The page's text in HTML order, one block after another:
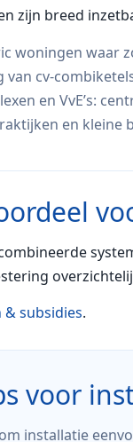
zijn breed
woningen waar
van cv-
en VvE’s:
en kleine
& subsidies.
voor
installatie